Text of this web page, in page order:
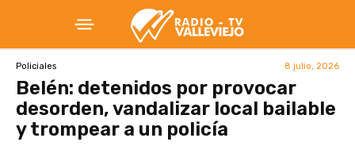
Policiales 8 julio, 2026
Belén: detenidos por provocar
desorden, vandalizar local bailable
y trompear a un policía